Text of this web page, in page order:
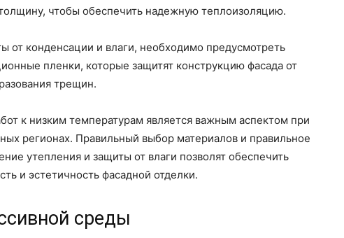
чтобы обеспечить надежную теплоизоляцию.
от конденсации и влаги, необходимо предусмотреть
пленки, которые защитят конструкцию фасада от
трещин.
к низким температурам является важным аспектом при
регионах. Правильный выбор материалов и правильное
утепления и защиты от влаги позволят обеспечить
и эстетичность фасадной отделки.
среды